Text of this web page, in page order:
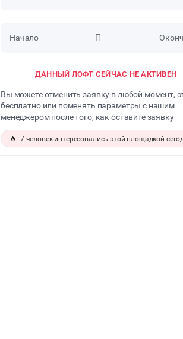
ДЕНЬ РОЖДЕНИЯ
ДЕВИЧНИК
Начало
ДАННЫЙ ЛОФТ СЕЙЧАС НЕ АКТИВЕН
Вы можете отменить заявку в любой момент,
бесплатно или поменять параметры с нашим
менеджером после того, как оставите заявку
🔥 7 человек интересовались этой площадкой